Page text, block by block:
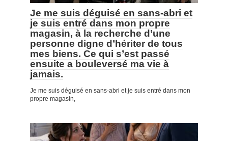
Je me suis déguisé en sans-abri et
je suis entré dans mon propre
magasin, à la recherche d’une
personne digne d’hériter de tous
mes biens. Ce qui s’est passé
ensuite a bouleversé ma vie à
jamais.
Je me suis déguisé en sans-abri et je suis entré dans mon
propre magasin,